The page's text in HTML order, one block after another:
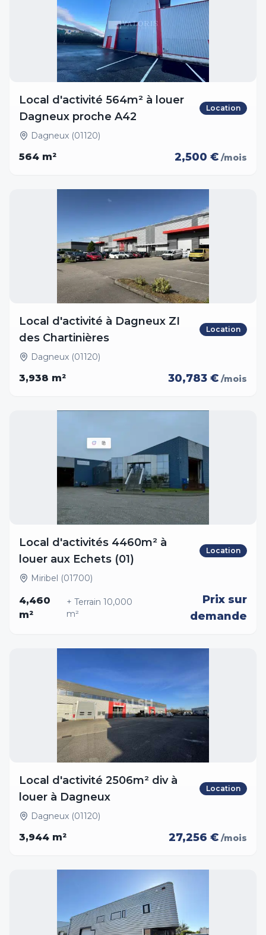
Local d'activité 564m² à louer
Dagneux proche A42
Location
Dagneux (01120)
564 m² 2,500 € /mois
Local d'activité à Dagneux ZI
des Chartinières
Location
Dagneux (01120)
3,938 m² 30,783 € /mois
Local d'activités 4460m² à
louer aux Echets (01)
Location
Miribel (01700)
4,460
m²
+ Terrain 10,000
m²
Prix sur
demande
Local d'activité 2506m² div à
louer à Dagneux
Location
Dagneux (01120)
3,944 m² 27,256 € /mois